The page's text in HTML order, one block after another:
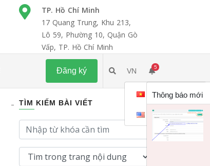
TP. Hồ Chí Minh
17 Quang Trung, Khu 213,
Lô 59, Phường 10, Quận Gò
Vấp, TP. Hồ Chí Minh
Đăng ký VN
Tiếng việt
English
5
Thông báo mới
TÌM KIẾM BÀI VIẾT